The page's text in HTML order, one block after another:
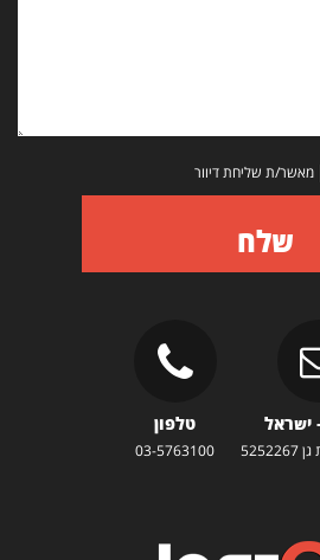
מאשר/ת שליחת דיוור
שלח
ישראל טלפון
03-5763100